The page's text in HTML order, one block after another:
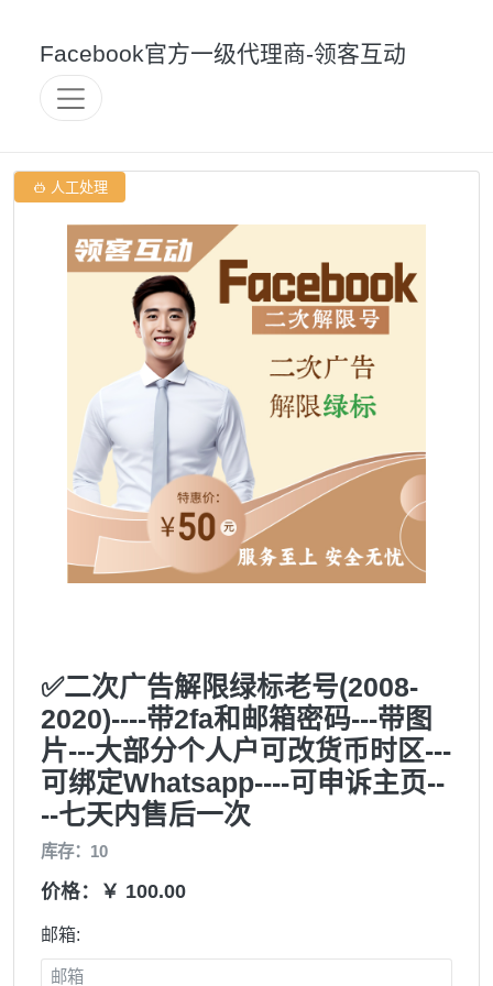
Facebook官方一级代理商-领客互动
 人工处理
✅二次广告解限绿标老号(2008-
2020)----带2fa和邮箱密码---带图
片---大部分个人户可改货币时区---
可绑定Whatsapp----可申诉主页--
--七天内售后一次
库存：10
价格：￥ 100.00
邮箱: